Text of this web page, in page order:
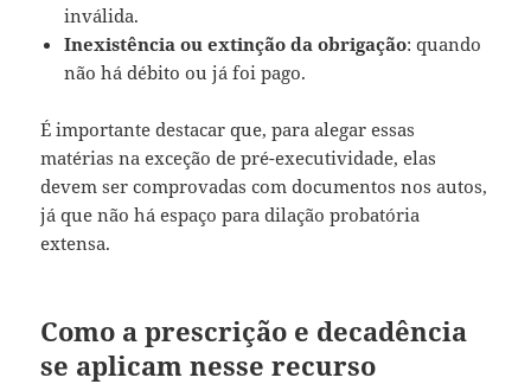
inválida.
Inexistência ou extinção da obrigação: quando
não há débito ou já foi pago.
É importante destacar que, para alegar essas
matérias na exceção de pré-executividade, elas
devem ser comprovadas com documentos nos autos,
já que não há espaço para dilação probatória
extensa.
Como a prescrição e decadência
se aplicam nesse recurso